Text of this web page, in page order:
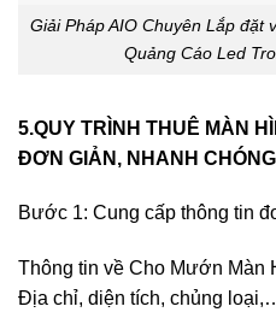
Giải Pháp AIO Chuyên Lắp đặt
Quảng Cáo Led
5.QUY TRÌNH THUÊ MÀN
ĐƠN GIẢN, NHANH CHÓNG
Bước 1: Cung cấp thông tin
Thông tin về Cho Mướn Màn
Địa chỉ, diện tích, chủng